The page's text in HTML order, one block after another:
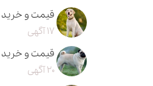
قیمت و خرید
17 آگهی
قیمت و خرید
20 آگهی